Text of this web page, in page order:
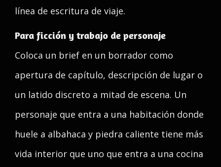
línea de escritura de viaje.
Para ficción y trabajo de personaje
Coloca un brief en un borrador como
apertura de capítulo, descripción de lugar o
un latido discreto a mitad de escena. Un
personaje que entra a una habitación donde
huele a albahaca y piedra caliente tiene más
vida interior que uno que entra a una cocina